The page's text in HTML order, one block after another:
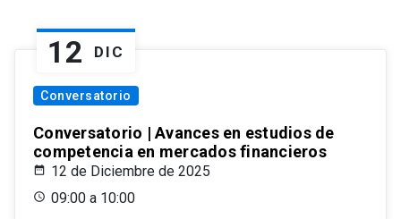
12 DIC
Conversatorio
Conversatorio | Avances en estudios de
competencia en mercados financieros
12 de Diciembre de 2025
09:00 a 10:00